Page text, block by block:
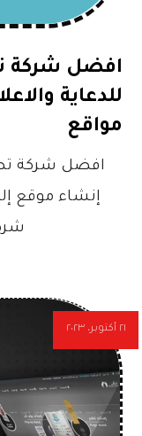
افضل شركة
للدعاية
مواقع
افضل شركة
إنشاء موقع
٢١ أكتوبر، ٢٠٢٣